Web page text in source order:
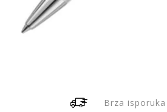
Brza isporuka